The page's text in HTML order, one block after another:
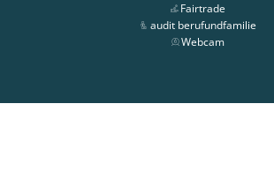
Fairtrade
audit berufundfamilie
Webcam